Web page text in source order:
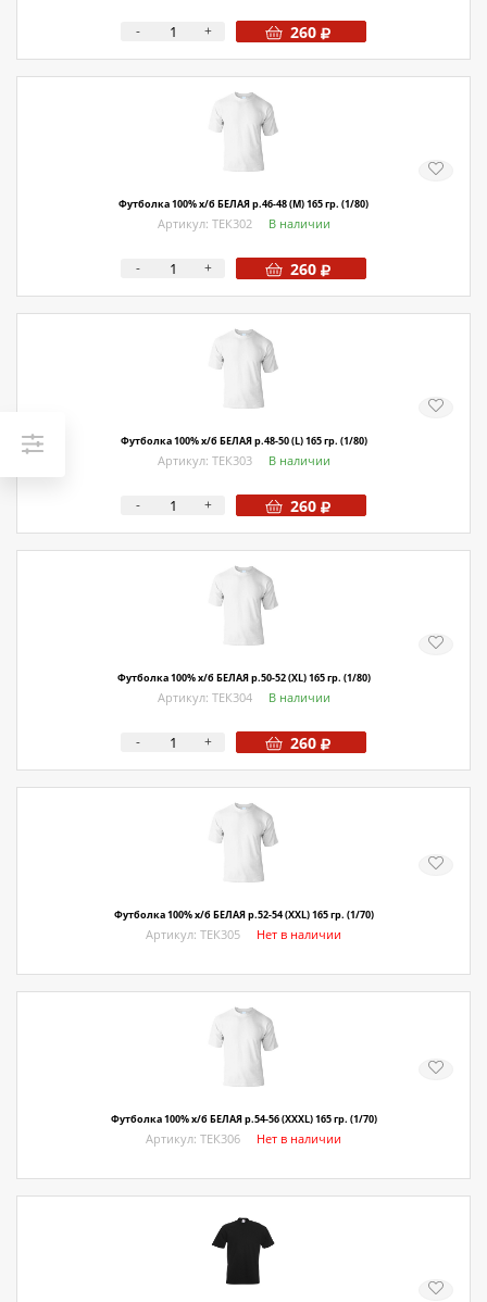
- + 260
Футболка 100% х/б БЕЛАЯ р.46-48 (M) 165 гр. (1/80)
Артикул: ТЕК302 В наличии
- + 260
Футболка 100% х/б БЕЛАЯ р.48-50 (L) 165 гр. (1/80)
Артикул: ТЕК303 В наличии
- + 260
Футболка 100% х/б БЕЛАЯ р.50-52 (XL) 165 гр. (1/80)
Артикул: ТЕК304 В наличии
- + 260
Футболка 100% х/б БЕЛАЯ р.52-54 (XXL) 165 гр. (1/70)
Артикул: ТЕК305 Нет в наличии
Футболка 100% х/б БЕЛАЯ р.54-56 (XXXL) 165 гр. (1/70)
Артикул: ТЕК306 Нет в наличии